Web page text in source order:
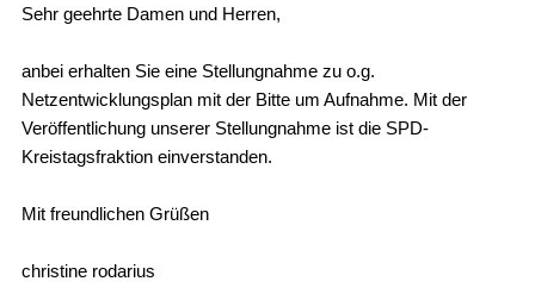
Sehr geehrte Damen und Herren,
anbei erhalten Sie eine Stellungnahme zu o.g.
Netzentwicklungsplan mit der Bitte um Aufnahme. Mit der
Veröffentlichung unserer Stellungnahme ist die SPD-
Kreistagsfraktion einverstanden.
Mit freundlichen Grüßen
christine rodarius